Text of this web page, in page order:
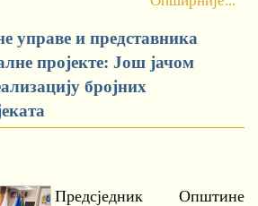
управе и представника
пројекте: Још јачом
бројних
Предсједник Општине